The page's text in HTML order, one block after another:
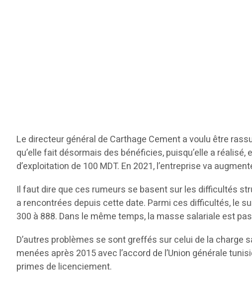
Le directeur général de Carthage Cement a voulu être
qu’elle fait désormais des bénéficies, puisqu’elle a
d’exploitation de 100 MDT. En 2021, l’entreprise va
Il faut dire que ces rumeurs se basent sur les difficultés
a rencontrées depuis cette date. Parmi ces difficultés, le
300 à 888. Dans le même temps, la masse salariale est
D’autres problèmes se sont greffés sur celui de la
menées après 2015 avec l’accord de l’Union générale
primes de licenciement.